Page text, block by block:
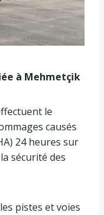
à Mehmetçik
le
causés
24 heures sur
sécurité des
pistes et voies